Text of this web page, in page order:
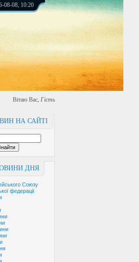
08-08, 10:20
Вітаю Вас, Гість
НА САЙТІ
ДНЯ
Союзу
федерації